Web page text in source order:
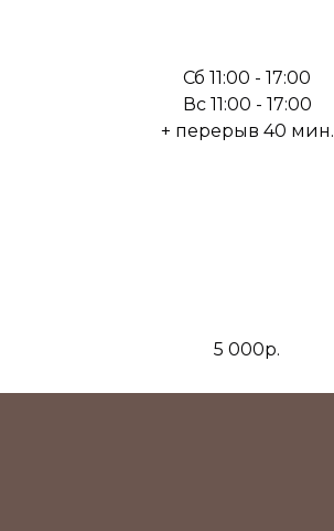
Сб 11:00 - 17:00
Вс 11:00 - 17:00
+ перерыв 40 мин.
5 000р.